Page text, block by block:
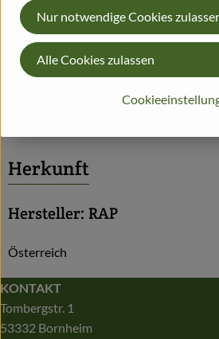
Nährwert-Info
Herkunft
Hersteller: RAP
Österreich
KONTAKT
Tombergstr. 1
53332 Bornheim
Nur notwendige Cookies
Alle Cookies zulassen